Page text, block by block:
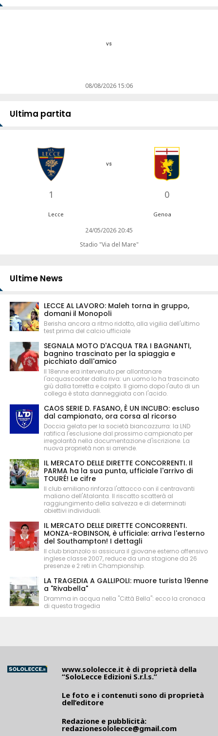
vs
08/08/2026 15:06
Ultima partita
1
vs
0
Lecce Genoa
24/05/2026 20:45
Stadio "Via del Mare"
Ultime News
LECCE AL LAVORO: Maleh torna in gruppo,
domani il Monopoli
Berisha ancora a ritmo ridotto, alla vigilia dell'ultimo
test prima del calcio ufficiale
SEGNALA MOTO D'ACQUA TRA I BAGNANTI,
bagnino trascinato per la spiaggia e
picchiato dall'amico
Il 18enne era intervenuto per allontanare
l'acquascooter dalla riva: un uomo lo ha trascinato
giù dalla torretta e colpito. Il giorno dopo l'auto di un
collega è stata danneggiata con l'acido.
CAOS SERIE D. FASANO, È UN INCUBO: escluso
dal campionato, ora corsa al ricorso
Doccia gelata per la società biancazzurra: la LND
ratifica l'esclusione dal prossimo campionato per
irregolarità nella documentazione d'iscrizione. La
nuova proprietà non si arrende.
IL MERCATO DELLE DIRETTE CONCORRENTI. Il
PARMA ha la sua punta, ufficiale l'arrivo di
TOURÉ! Le cifre
Il club emiliano rinforza l'attacco con il centravanti
maliano dell'Atalanta. Il riscatto scatterà al
raggiungimento della salvezza e di determinati
obiettivi individuali.
IL MERCATO DELLE DIRETTE CONCORRENTI.
MONZA-ROBINSON, è ufficiale: arriva l'esterno
del Southampton! I dettagli
Il club brianzolo si assicura il giovane esterno offensivo
inglese classe 2007, reduce da una stagione da 26
presenze e 2 reti in Championship.
LA TRAGEDIA A GALLIPOLI: muore turista 19enne
a "Rivabella"
Dramma in acqua nella "Città Bella": ecco la cronaca
di questa tragedia
www.sololecce.it è di proprietà della
“SoloLecce Edizioni S.r.l.s.”
Le foto e i contenuti sono di proprietà
dell’editore
Redazione e pubblicità:
redazionesololecce@gmail.com